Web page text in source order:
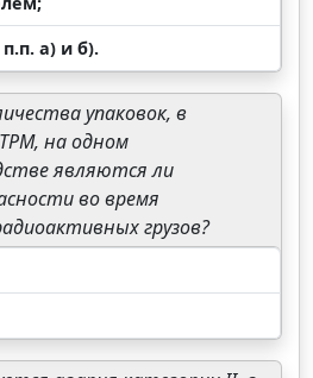
а) и б).
упаковок, в
на одном
являются ли
во время
грузов?